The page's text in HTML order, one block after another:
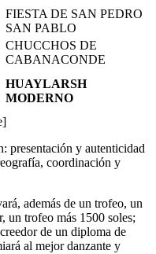
FIESTA DE SAN PEDRO
SAN PABLO
CHUCCHOS DE
CABANACONDE
HUAYLARSH
MODERNO
presentación y autenticidad
coordinación y
además de un trofeo, un
un trofeo más 1500 soles;
de un diploma de
al mejor danzante y